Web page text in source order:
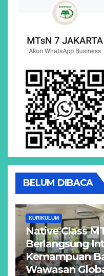
BELUM DIBACA
KURIKULUM
Native Class
Berlangsung
Kemampuan
Wawasan